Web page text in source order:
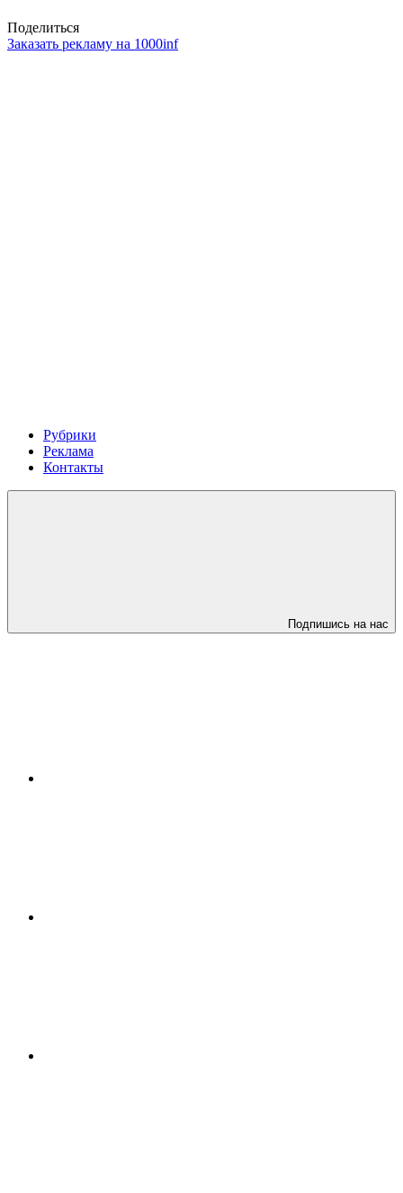
Поделиться
Заказать рекламу на 1000inf
Рубрики
Реклама
Контакты
Подпишись на нас